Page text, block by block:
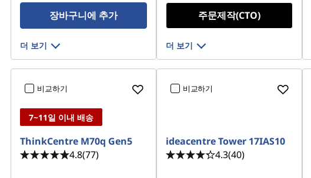
장바구니에 추가
더 보기
주문제작(CTO)
더 보기
비교하기
7~11일 이내 배송
ThinkCentre M70q Gen5
4.8(77)
비교하기
ideacentre Tower 17IAS10
4.3(40)